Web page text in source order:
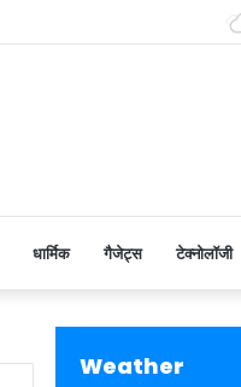
धार्मिक गैजेट्स टेक्नोलॉजी
Weather